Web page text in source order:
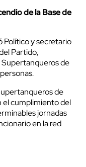
de la Base de
Político y secretario
Partido,
Supertanqueros de
de
el cumplimiento del
jornadas
en la red